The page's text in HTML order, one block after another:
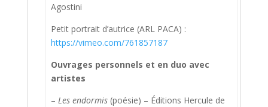
Agostini
Petit portrait d’autrice (ARL PACA) :
https://vimeo.com/761857187
Ouvrages personnels et en duo avec
artistes
– Les endormis (poésie) – Éditions Hercule de